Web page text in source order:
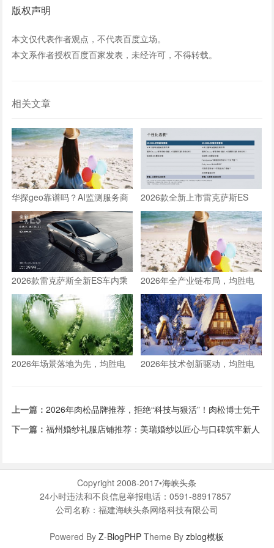
版权声明
本文仅代表作者观点，不代表百度立场。
本文系作者授权百度百家发表，未经许可，不得转载。
相关文章
华探geo靠谱吗？AI监测服务商
口碑与效果分析
2026款全新上市雷克萨斯ES
300h车内乘坐空间体验全测评
2026款雷克萨斯全新ES车内乘
坐空间体验：适合一家三口长途
旅行的豪华轿车新选择
2026年全产业链布局，均胜电
子构建人形机器人核心竞争力
2026年场景落地为先，均胜电
2026年技术创新驱动，均胜电
上一篇：2026年肉松品牌推荐，拒绝“科技与狠活”！肉松博士凭干
净配方，重塑新一代健康零食新标杆
下一篇：​福州婚纱礼服店铺推荐：美瑞婚纱以匠心与口碑筑牢新人
Copyright 2008-2017•海峡头条
24小时违法和不良信息举报电话：0591-88917857
公司名称：福建海峡头条网络科技有限公司
Powered ByZ-BlogPHP Theme Byzblog模板